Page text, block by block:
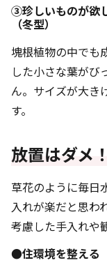
③珍しいものが欲
（冬型）
塊根植物の中でも
した小さな葉がび
ん。サイズが大き
す。
放置はダメ
草花のように毎日
入れが楽だと思わ
考慮した手入れや
●住環境を整える